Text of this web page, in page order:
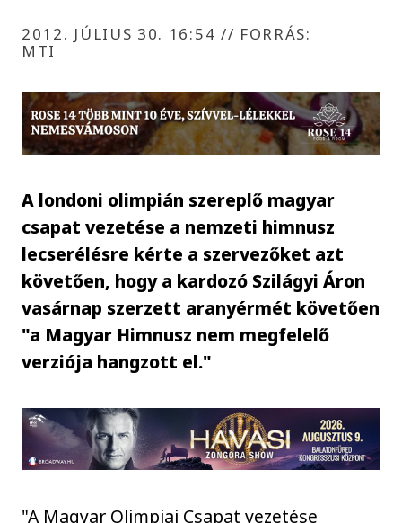
2012. JÚLIUS 30. 16:54 // FORRÁS:
MTI
A londoni olimpián szereplő magyar
csapat vezetése a nemzeti himnusz
lecserélésre kérte a szervezőket azt
követően, hogy a kardozó Szilágyi Áron
vasárnap szerzett aranyérmét követően
"a Magyar Himnusz nem megfelelő
verziója hangzott el."
"A Magyar Olimpiai Csapat vezetése